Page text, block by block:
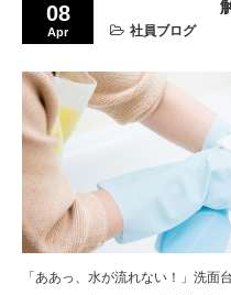
08
Apr 社員ブログ
「ああっ、水が流れない！」洗面